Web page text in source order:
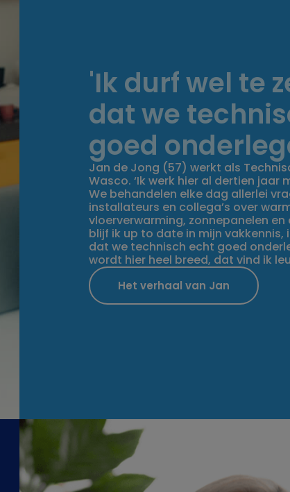
'Ik durf wel te
dat we
goed
Jan de Jong (57) werkt als
Wasco. ‘Ik werk hier al dertien jaar
We behandelen elke dag allerlei
installateurs en collega’s over
vloerverwarming, zonnepanelen
blijf ik up to date in mijn vakkennis,
dat we technisch echt goed
wordt hier heel breed, dat vind ik
Het verhaal van Jan